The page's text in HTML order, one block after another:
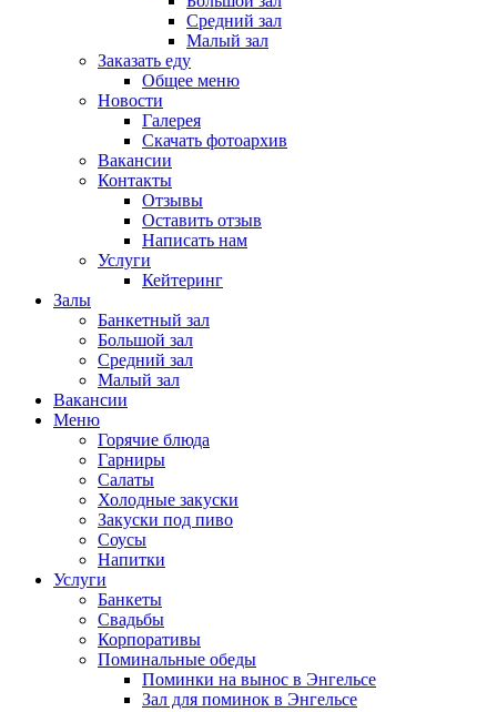
Средний зал
Малый зал
Заказать еду
Общее меню
Новости
Галерея
Скачать фотоархив
Вакансии
Контакты
Отзывы
Оставить отзыв
Написать нам
Услуги
Кейтеринг
Залы
Банкетный зал
Большой зал
Средний зал
Малый зал
Вакансии
Меню
Горячие блюда
Гарниры
Салаты
Холодные закуски
Закуски под пиво
Соусы
Напитки
Услуги
Банкеты
Свадьбы
Корпоративы
Поминальные обеды
Поминки на вынос в Энгельсе
Зал для поминок в Энгельсе